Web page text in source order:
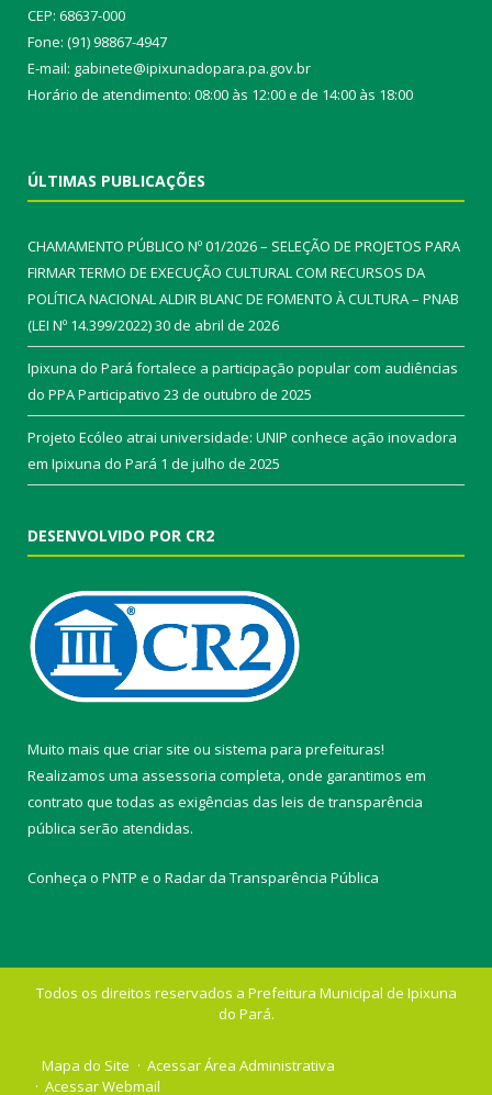
CEP: 68637-000
Fone: (91) 98867-4947
E-mail: gabinete@ipixunadopara.pa.gov.br
Horário de atendimento: 08:00 às 12:00 e de 14:00 às 18:00
ÚLTIMAS PUBLICAÇÕES
CHAMAMENTO PÚBLICO Nº 01/2026 – SELEÇÃO DE PROJETOS PARA
FIRMAR TERMO DE EXECUÇÃO CULTURAL COM RECURSOS DA
POLÍTICA NACIONAL ALDIR BLANC DE FOMENTO À CULTURA – PNAB
(LEI Nº 14.399/2022)30 de abril de 2026
Ipixuna do Pará fortalece a participação popular com audiências
do PPA Participativo 23 de outubro de 2025
Projeto Ecóleo atrai universidade: UNIP conhece ação inovadora
em Ipixuna do Pará 1 de julho de 2025
DESENVOLVIDO POR CR2
Muito mais que criar site ou sistema para prefeituras!
Realizamos uma assessoria completa, onde garantimos em
contrato que todas as exigências das leis de transparência
pública serão atendidas.
Conheça o PNTP e o Radar da Transparência Pública
Todos os direitos reservados a Prefeitura Municipal de Ipixuna
do Pará.
Mapa do Site
Acessar Área Administrativa
Acessar Webmail